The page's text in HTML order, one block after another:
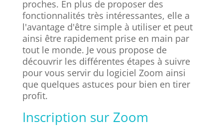
proches. En plus de proposer des
fonctionnalités très intéressantes, elle a
l'avantage d'être simple à utiliser et peut
ainsi être rapidement prise en main par
tout le monde. Je vous propose de
découvrir les différentes étapes à suivre
pour vous servir du logiciel Zoom ainsi
que quelques astuces pour bien en tirer
profit.
Inscription sur Zoom